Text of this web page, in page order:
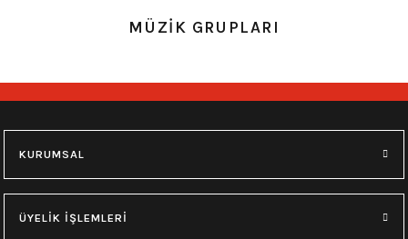
MÜZİK GRUPLARI
KURUMSAL
ÜYELİK İŞLEMLERİ